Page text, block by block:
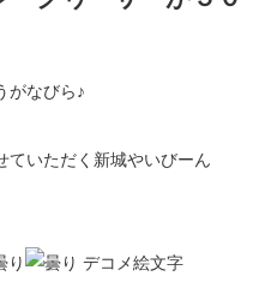
がなびら♪
ていただく新城やいびーん
り